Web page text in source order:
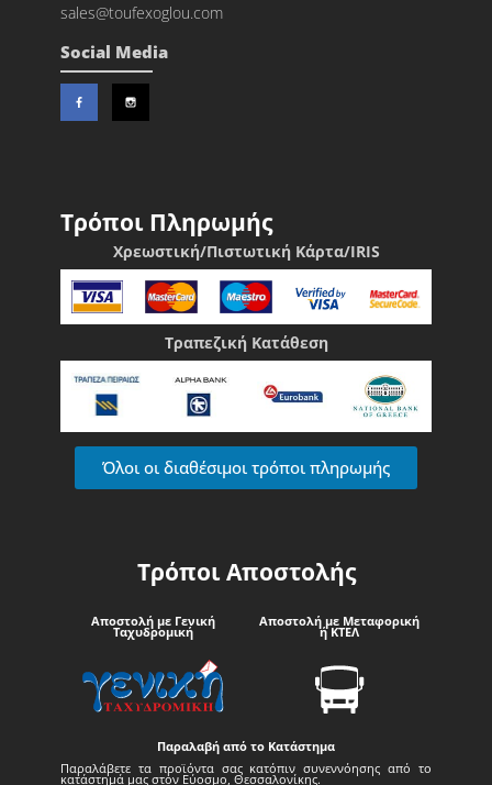
sales@toufexoglou.com
Social Media
Τρόποι Πληρωμής
Χρεωστική/Πιστωτική Κάρτα/IRIS
Τραπεζική Κατάθεση
Όλοι οι διαθέσιμοι τρόποι πληρωμής
Τρόποι Αποστολής
Αποστολή με Γενική
Ταχυδρομική
Αποστολή με Μεταφορική
ή ΚΤΕΛ
Παραλαβή από το Κατάστημα
Παραλάβετε τα προϊόντα σας κατόπιν συνεννόησης από το
κατάστημά μας στον Εύοσμο, Θεσσαλονίκης.